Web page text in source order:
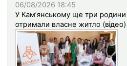
06/08/2026 18:45
У Кам’янському ще три родини
отримали власне житло (відео)